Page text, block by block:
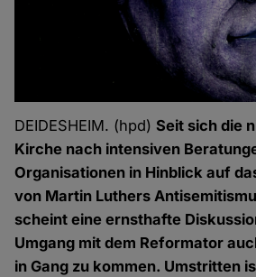
DEIDESHEIM. (hpd)Seit sich die
Kirche nach intensiven
Organisationen in Hinblick auf
von Martin Luthers
scheint eine ernsthafte
Umgang mit dem Reformator
in Gang zu kommen. Umstritten